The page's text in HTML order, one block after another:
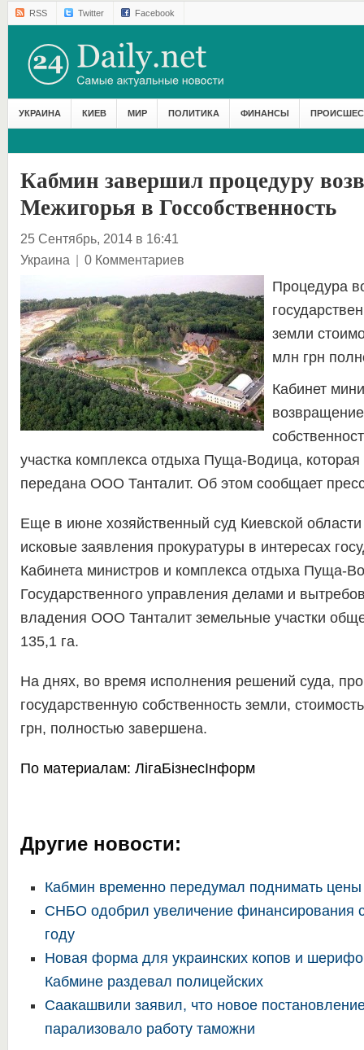
RSS Twitter Facebook
УКРАИНА КИЕВ МИР ПОЛИТИКА ФИНАНСЫ
Кабмин завершил процедуру
Межигорья в Госсобственность
25 Сентябрь, 2014 в 16:41
Украина | 0 Комментариев
Процедура
земли
млн грн
Кабинет
участка комплекса отдыха Пуща-Водица,
передана ООО Танталит. Об этом сообщает
Еще в июне хозяйственный суд Киевской
исковые заявления прокуратуры в интересах
Кабинета министров и комплекса отдыха Пуща-
Государственного управления делами и
владения ООО Танталит земельные участки
135,1 га.
На днях, во время исполнения решений суда,
государственную собственность земли,
грн, полностью завершена.
По материалам: ЛігаБізнесІнформ
Другие новости:
Кабмин временно передумал поднимать цены
СНБО одобрил увеличение финансирования
году
Новая форма для украинских копов и
Кабмине раздевал полицейских
Саакашвили заявил, что новое
парализовало работу таможни